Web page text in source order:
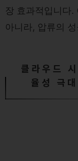
장 효과적입니다.
아니라, 압류의
클라우드
율성 극